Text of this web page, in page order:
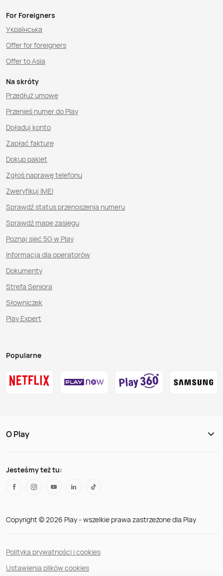
For Foreigners
Українська
Offer for foreigners
Offer to Asia
Na skróty
Przedłuż umowę
Przenieś numer do Play
Doładuj konto
Zapłać fakturę
Dokup pakiet
Zgłoś naprawę telefonu
Zweryfikuj IMEI
Sprawdź status przenoszenia numeru
Sprawdź mapę zasięgu
Poznaj sieć 5G w Play
Informacja dla operatorów
Dokumenty
Strefa Seniora
Słowniczek
Play Expert
Popularne
O Play
Jesteśmy też tu:
Copyright © 2026 Play - wszelkie prawa zastrzeżone dla Play
Polityka prywatności i cookies
Ustawienia plików cookies